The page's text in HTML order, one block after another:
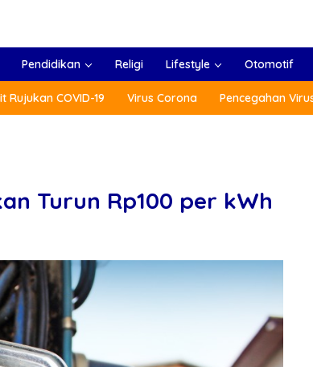
Pendidikan Religi Lifestyle Otomotif
COVID-19 Virus Corona Pencegahan
Turun Rp100 per kWh